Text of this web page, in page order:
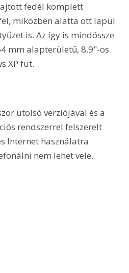
fedél komplett
miközben alatta ott lapul
is. Az így is mindössze
mm alapterületű, 8,9"-os
XP fut.
utolsó verziójával és a
rendszerrel felszerelt
Internet használatra
nem lehet vele.